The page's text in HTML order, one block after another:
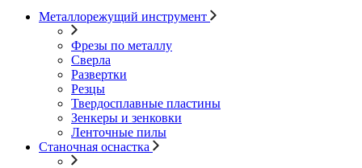
Металлорежущий инструмент
Фрезы по металлу
Сверла
Развертки
Резцы
Твердосплавные пластины
Зенкеры и зенковки
Ленточные пилы
Станочная оснастка